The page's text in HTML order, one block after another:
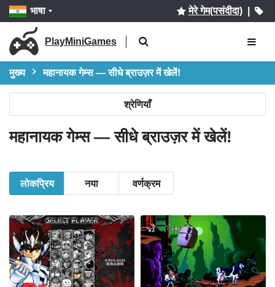
भाषा मेरे गेम(पसंदीदा)|
PlayMiniGames
मुख्य महानायक गेम्स — सीधे ब्राउज़र में खेलें!
श्रेणियाँ
महानायक गेम्स — सीधे ब्राउज़र में खेलें!
लोकप्रिय नया वर्णक्रम